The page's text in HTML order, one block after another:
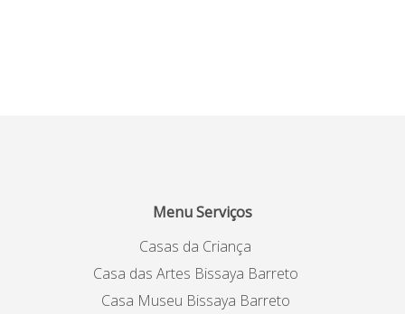
Menu Serviços
Casas da Criança
Casa das Artes Bissaya Barreto
Casa Museu Bissaya Barreto